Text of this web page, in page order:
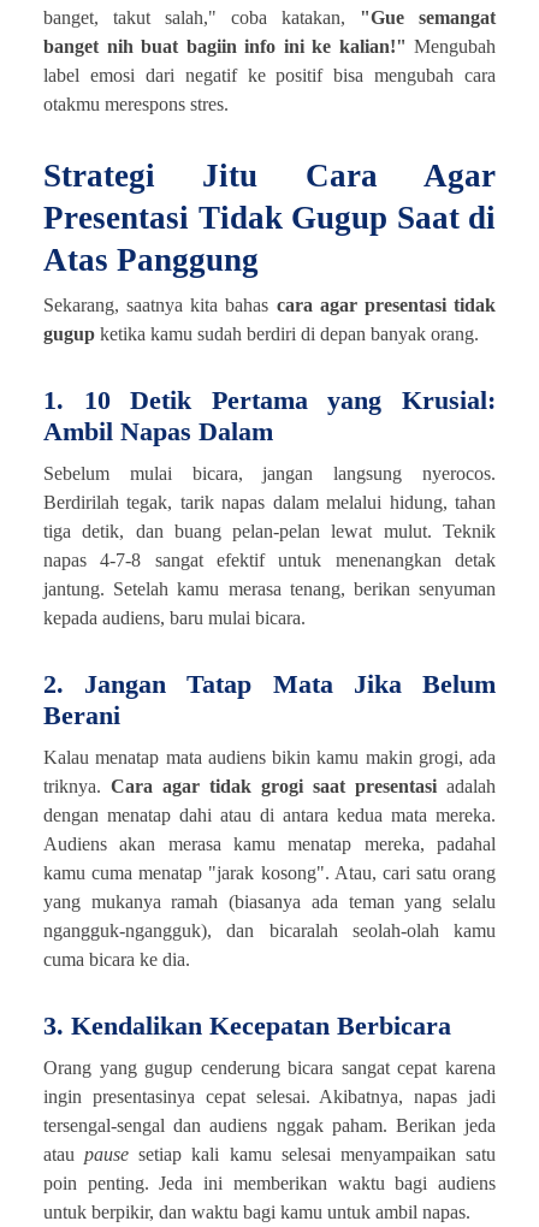
banget, takut salah," coba katakan, "Gue semangat
banget nih buat bagiin info ini ke kalian!" Mengubah
label emosi dari negatif ke positif bisa mengubah cara
otakmu merespons stres.
Strategi Jitu Cara Agar
Presentasi Tidak Gugup Saat di
Atas Panggung
Sekarang, saatnya kita bahas cara agar presentasi tidak
gugup ketika kamu sudah berdiri di depan banyak orang.
1. 10 Detik Pertama yang Krusial:
Ambil Napas Dalam
Sebelum mulai bicara, jangan langsung nyerocos.
Berdirilah tegak, tarik napas dalam melalui hidung, tahan
tiga detik, dan buang pelan-pelan lewat mulut. Teknik
napas 4-7-8 sangat efektif untuk menenangkan detak
jantung. Setelah kamu merasa tenang, berikan senyuman
kepada audiens, baru mulai bicara.
2. Jangan Tatap Mata Jika Belum
Berani
Kalau menatap mata audiens bikin kamu makin grogi, ada
triknya. Cara agar tidak grogi saat presentasi adalah
dengan menatap dahi atau di antara kedua mata mereka.
Audiens akan merasa kamu menatap mereka, padahal
kamu cuma menatap "jarak kosong". Atau, cari satu orang
yang mukanya ramah (biasanya ada teman yang selalu
ngangguk-ngangguk), dan bicaralah seolah-olah kamu
cuma bicara ke dia.
3. Kendalikan Kecepatan Berbicara
Orang yang gugup cenderung bicara sangat cepat karena
ingin presentasinya cepat selesai. Akibatnya, napas jadi
tersengal-sengal dan audiens nggak paham. Berikan jeda
ataupause setiap kali kamu selesai menyampaikan satu
poin penting. Jeda ini memberikan waktu bagi audiens
untuk berpikir, dan waktu bagi kamu untuk ambil napas.